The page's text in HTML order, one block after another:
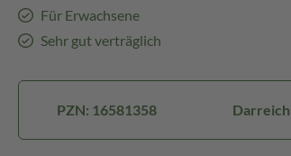
Für Erwachsene
Sehr gut verträglich
PZN: 16581358